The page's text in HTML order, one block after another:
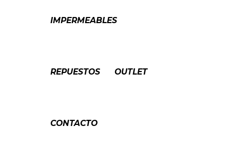
IMPERMEABLES
REPUESTOS OUTLET
CONTACTO